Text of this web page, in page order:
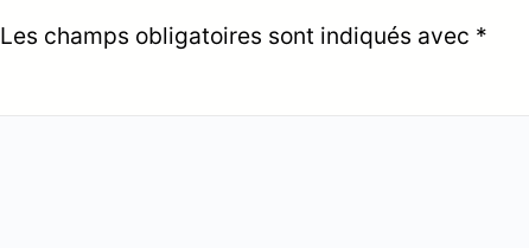
Les champs obligatoires sont indiqués avec *